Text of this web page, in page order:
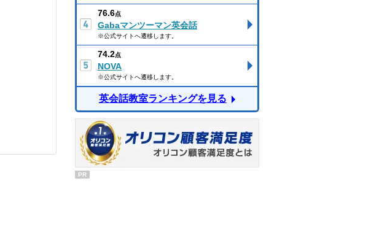
76.6点
Gabaマンツーマン英会話
※公式サイトへ遷移します。
74.2点
NOVA
※公式サイトへ遷移します。
英会話教室ランキングを見る
PR